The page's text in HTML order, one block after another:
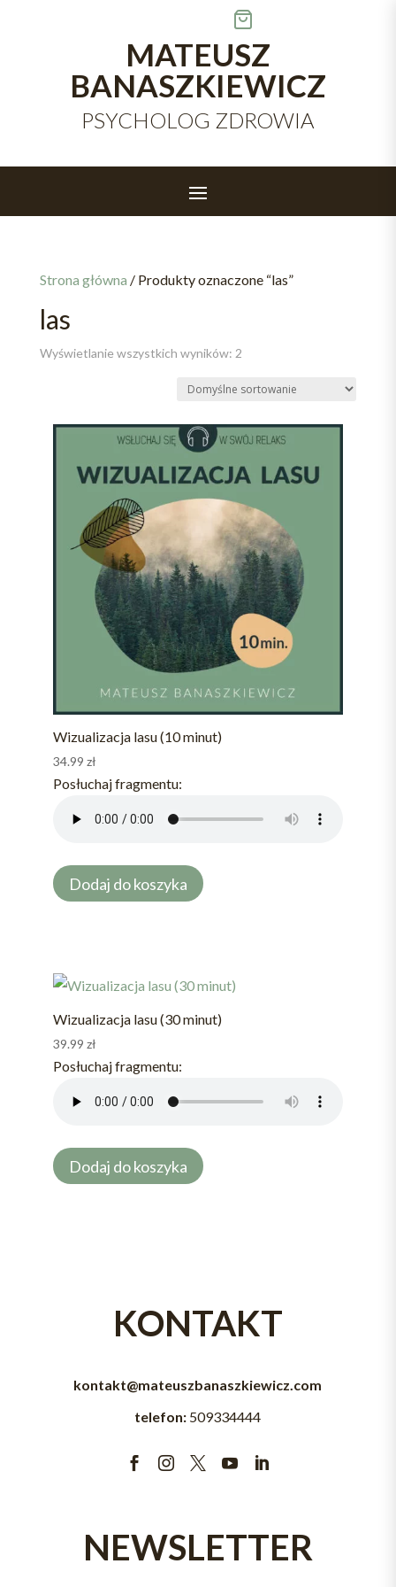
MATEUSZ
BANASZKIEWICZ
PSYCHOLOG ZDROWIA
Strona główna / Produkty oznaczone “las”
las
Wyświetlanie wszystkich wyników: 2
Wizualizacja lasu (10 minut)
34.99 zł
Posłuchaj fragmentu:
Dodaj do koszyka
Wizualizacja lasu (30 minut)
39.99 zł
Posłuchaj fragmentu:
Dodaj do koszyka
KONTAKT
kontakt@mateuszbanaszkiewicz.com
telefon: 509334444
    
NEWSLETTER